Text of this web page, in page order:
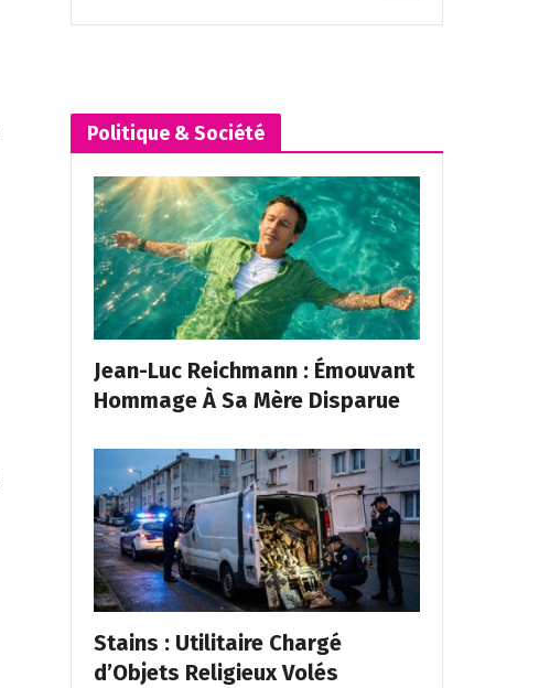
Politique & Société
Jean-Luc Reichmann : Émouvant
Hommage À Sa Mère Disparue
Stains : Utilitaire Chargé
d’Objets Religieux Volés